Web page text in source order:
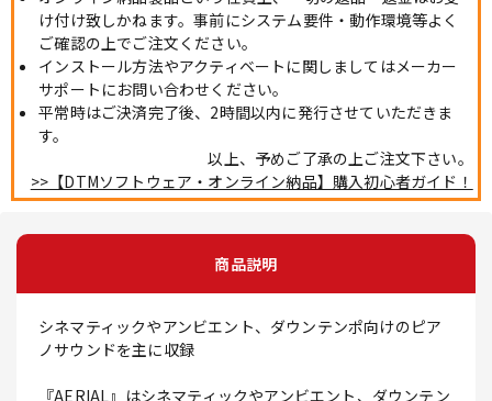
け付け致しかねます。事前にシステム要件・動作環境等よく
ご確認の上でご注文ください。
インストール方法やアクティベートに関しましてはメーカー
サポートにお問い合わせください。
平常時はご決済完了後、2時間以内に発行させていただきま
す。
以上、予めご了承の上ご注文下さい。
>>【DTMソフトウェア・オンライン納品】購入初心者ガイド！
商品説明
シネマティックやアンビエント、ダウンテンポ向けのピア
ノサウンドを主に収録
『AERIAL』はシネマティックやアンビエント、ダウンテン